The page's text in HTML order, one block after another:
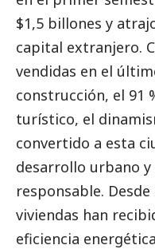
$1,5 billones y
capital extranjero.
vendidas en el
construcción, el 91
turístico, el
convertido a esta
desarrollo urbano
responsable. Desde
viviendas han
eficiencia